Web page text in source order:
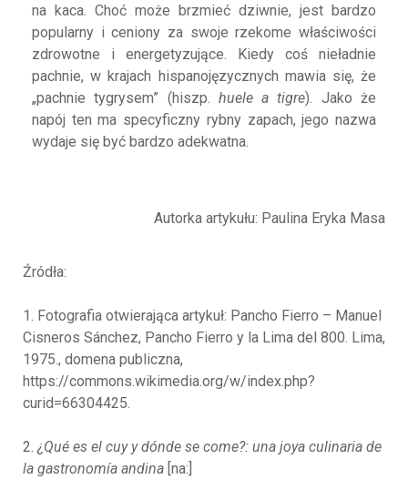
na kaca. Choć może brzmieć dziwnie, jest bardzo
popularny i ceniony za swoje rzekome właściwości
zdrowotne i energetyzujące. Kiedy coś nieładnie
pachnie, w krajach hispanojęzycznych mawia się, że
„pachnie tygrysem” (hiszp. huele a tigre). Jako że
napój ten ma specyficzny rybny zapach, jego nazwa
wydaje się być bardzo adekwatna.
Autorka artykułu: Paulina Eryka Masa
Źródła:
1. Fotografia otwierająca artykuł: Pancho Fierro – Manuel
Cisneros Sánchez, Pancho Fierro y la Lima del 800. Lima,
1975., domena publiczna,
https://commons.wikimedia.org/w/index.php?
curid=66304425.
2.¿Qué es el cuy y dónde se come?: una joya culinaria de
la gastronomía andina [na:]